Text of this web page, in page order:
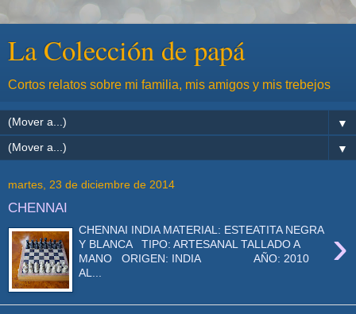
La Colección de papá
Cortos relatos sobre mi familia, mis amigos y mis trebejos
▼
▼
martes, 23 de diciembre de 2014
CHENNAI
›
CHENNAI INDIA MATERIAL: ESTEATITA NEGRA
Y BLANCA TIPO: ARTESANAL TALLADO A
MANO ORIGEN: INDIA AÑO: 2010
AL...